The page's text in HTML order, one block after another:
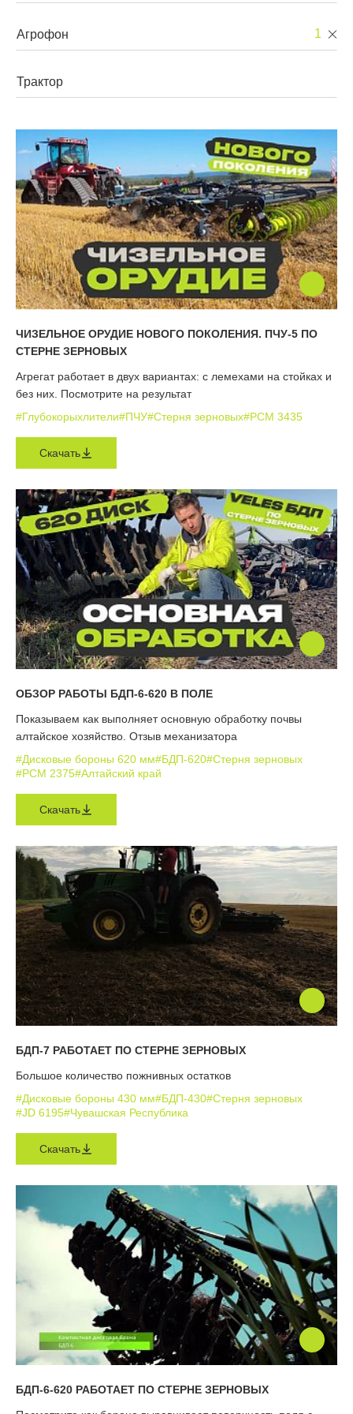
Многооперационные агрегаты
Глубокорыхлители
Льготный лизинг
Экспортные программы
О КОМПАНИИ
О нас
1
ЧИЗЕЛЬНОЕ ОРУДИЕ НОВОГО ПОКОЛЕНИЯ. ПЧУ-5 ПО
СТЕРНЕ ЗЕРНОВЫХ
Агрегат работает в двух вариантах: с лемехами на стойках и
без них. Посмотрите на результат
#Глубокорыхлители#ПЧУ#Стерня зерновых#РСМ 3435
Скачать
ОБЗОР РАБОТЫ БДП-6-620 В ПОЛЕ
Показываем как выполняет основную обработку почвы
алтайское хозяйство. Отзыв механизатора
#Дисковые бороны 620 мм#БДП-620#Стерня зерновых
#РСМ 2375#Алтайский край
Скачать
БДП-7 РАБОТАЕТ ПО СТЕРНЕ ЗЕРНОВЫХ
Большое количество пожнивных остатков
#Дисковые бороны 430 мм#БДП-430#Стерня зерновых
#JD 6195#Чувашская Республика
Скачать
БДП-6-620 РАБОТАЕТ ПО СТЕРНЕ ЗЕРНОВЫХ